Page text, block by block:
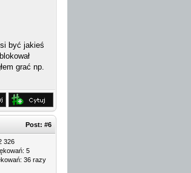
być jakieś
grać np.
Post: #6
326
5
36 razy